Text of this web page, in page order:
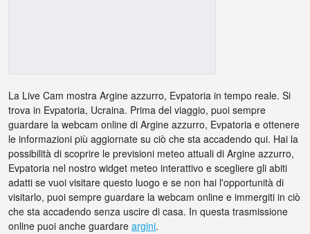
La Live Cam mostra Argine azzurro, Evpatoria in tempo reale. Si
trova in Evpatoria, Ucraina. Prima del viaggio, puoi sempre
guardare la webcam online di Argine azzurro, Evpatoria e ottenere
le informazioni più aggiornate su ciò che sta accadendo qui. Hai la
possibilità di scoprire le previsioni meteo attuali di Argine azzurro,
Evpatoria nel nostro widget meteo interattivo e scegliere gli abiti
adatti se vuoi visitare questo luogo e se non hai l'opportunità di
visitarlo, puoi sempre guardare la webcam online e immergiti in ciò
che sta accadendo senza uscire di casa. In questa trasmissione
online puoi anche guardare argini.